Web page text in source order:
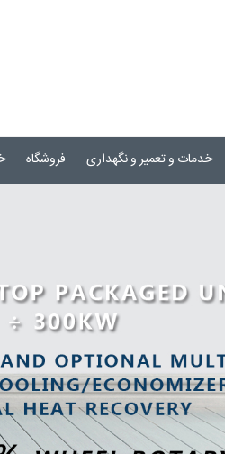
خدمات و تعمیر و نگهداری فروشگاه